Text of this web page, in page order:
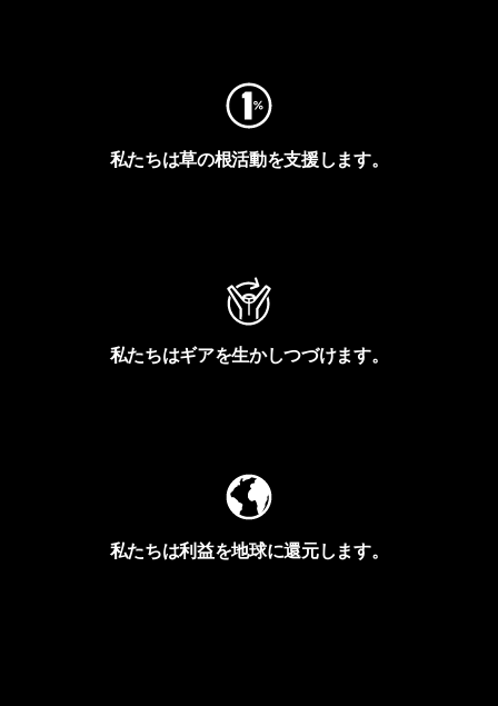
私たちは草の根活動を支援します。
私たちはギアを生かしつづけます。
私たちは利益を地球に還元します。